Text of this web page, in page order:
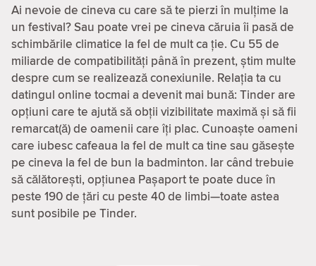
Ai nevoie de cineva cu care să te pierzi în mulțime la
un festival? Sau poate vrei pe cineva căruia îi pasă de
schimbările climatice la fel de mult ca ție. Cu 55 de
miliarde de compatibilităţi până în prezent, știm multe
despre cum se realizează conexiunile. Relația ta cu
datingul online tocmai a devenit mai bună: Tinder are
opțiuni care te ajută să obții vizibilitate maximă și să fii
remarcat(ă) de oamenii care îți plac. Cunoaște oameni
care iubesc cafeaua la fel de mult ca tine sau găsește
pe cineva la fel de bun la badminton. Iar când trebuie
să călătorești, opțiunea Pașaport te poate duce în
peste 190 de țări cu peste 40 de limbi—toate astea
sunt posibile pe Tinder.